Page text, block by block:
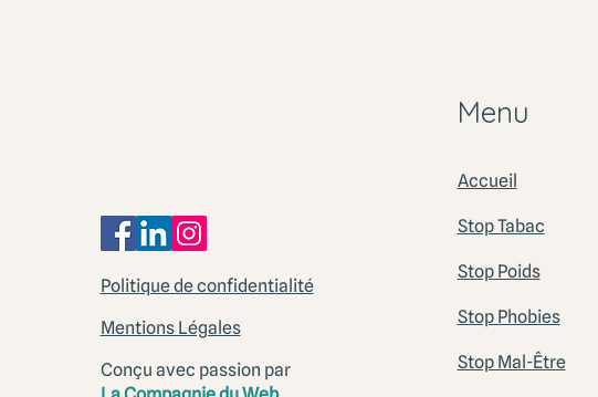
Politique de confidentialité
Mentions Légales
Conçu avec passion par
Menu
Accueil
Stop Tabac
Stop Poids
Stop Phobies
Stop Mal-Être